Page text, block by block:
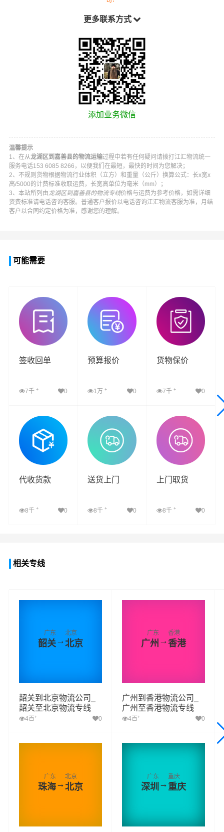
更多联系方式
添加业务微信
温馨提示
1、在从龙湖区到嘉善县的物流运输过程中若有任何疑问请拨打 江汇物流统一
服务电话153 6085 8266 ，以便我们在最短，最快的时间为您解决；
2、不规则货物根据物流行业体积（立方）和重量（公斤）换算公式：长x宽x
高/5000的计费标准收取运费，长宽高单位为毫米（mm）；
3、本站所列由龙湖区到嘉善县的物流专线价格与运费为参考价格，如需详细
资费标准请电话咨询客服。普通客户报价以电话咨询江汇物流客服为准，月结
客户以合同约定价格为准，感谢您的理解。
可能需要
签收回单
7千 + 0
查看详细
预算报价
1万+ 0
查看详细
货物保价
7千 + 0
查看详细
代收货款
8千 + 0
送货上门
8千+ 0
上门取货
8千 + 0
相关专线
广东
韶关→
北京
北京
韶关到北京物流公司_
韶关至北京物流专线
4百 + 0
广东
广州 →
香港
香港
广州到香港物流公司_
广州至香港物流专线
4百 + 0
广东
珠海→
北京
北京
广东
深圳→
重庆
重庆